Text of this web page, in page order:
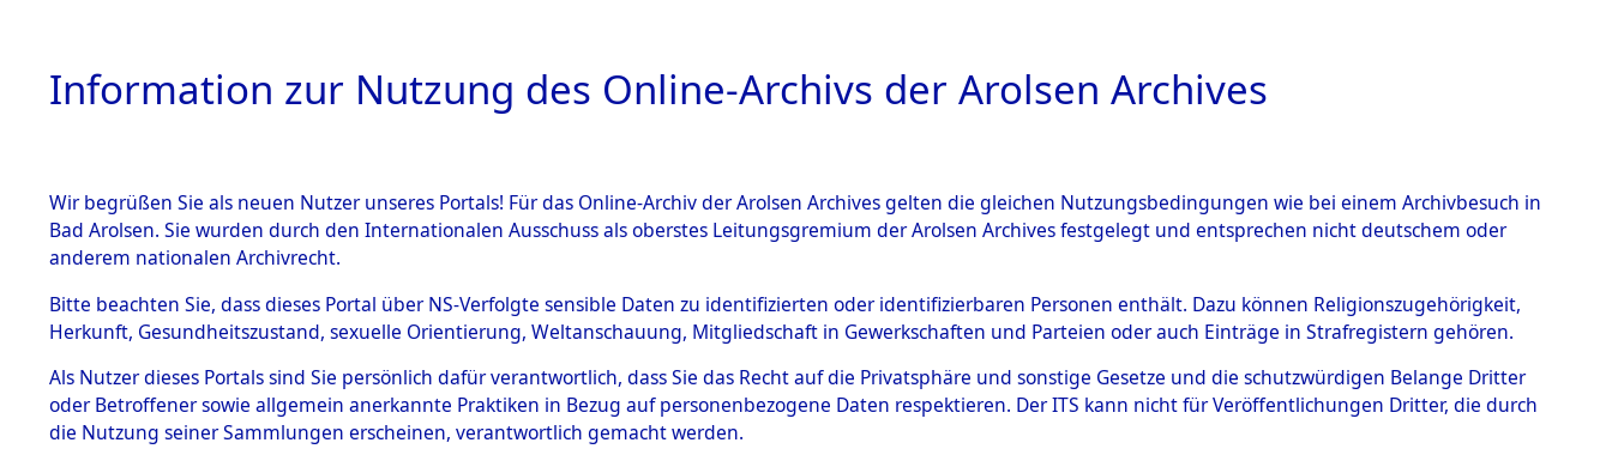
HOME BESTANDSBESCHREIBUNG ARCHIVALE ÜBERSICHT BILD
BESTÄNDE
Inhaftierungsdoku
mente
1.2.9 Beim ITS
verwahrte
0061 (108020408)
0061 (108020408)
Information zur Nutzung des Online-Archivs der Arolsen Archives
Wir begrüßen Sie als neuen Nutzer unseres Portals! Für das Online-Archiv der Arolsen Archives gelten die gleichen Nutzungsbedingungen wie bei einem Archivbesuch in
Bad Arolsen. Sie wurden durch den Internationalen Ausschuss als oberstes Leitungsgremium der Arolsen Archives festgelegt und entsprechen nicht deutschem oder
anderem nationalen Archivrecht.
Bitte beachten Sie, dass dieses Portal über NS-Verfolgte sensible Daten zu identifizierten oder identifizierbaren Personen enthält. Dazu können Religionszugehörigkeit,
Herkunft, Gesundheitszustand, sexuelle Orientierung, Weltanschauung, Mitgliedschaft in Gewerkschaften und Parteien oder auch Einträge in Strafregistern gehören.
Als Nutzer dieses Portals sind Sie persönlich dafür verantwortlich, dass Sie das Recht auf die Privatsphäre und sonstige Gesetze und die schutzwürdigen Belange Dritter
oder Betroffener sowie allgemein anerkannte Praktiken in Bezug auf personenbezogene Daten respektieren. Der ITS kann nicht für Veröffentlichungen Dritter, die durch
die Nutzung seiner Sammlungen erscheinen, verantwortlich gemacht werden.